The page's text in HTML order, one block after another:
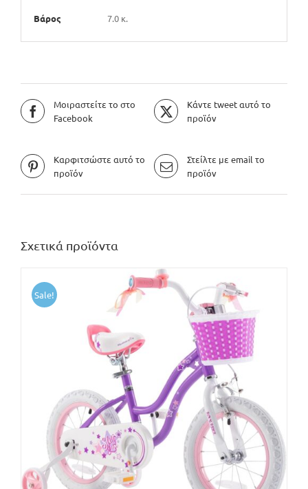
Βάρος 7.0 κ.
Μοιραστείτε το στο
Facebook
Κάντε tweet αυτό το
προϊόν
Καρφιτσώστε αυτό το
προϊόν
Στείλτε με email το
προϊόν
Σχετικά προϊόντα
Sale!